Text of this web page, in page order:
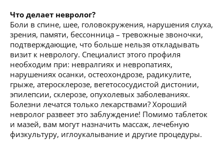
Что делает невролог?
Боли в спине, шее, головокружения, нарушения слуха,
зрения, памяти, бессонница – тревожные звоночки,
подтверждающие, что больше нельзя откладывать
визит к неврологу. Специалист этого профиля
необходим при: невралгиях и невропатиях,
нарушениях осанки, остеохондрозе, радикулите,
грыже, атеросклерозе, вегетососудистой дистонии,
эпилепсии, склерозе, опухолевых заболеваниях.
Болезни лечатся только лекарствами? Хороший
невролог развеет это заблуждение! Помимо таблеток
и мазей, вам могут назначить массаж, лечебную
физкультуру, иглоукалывание и другие процедуры.